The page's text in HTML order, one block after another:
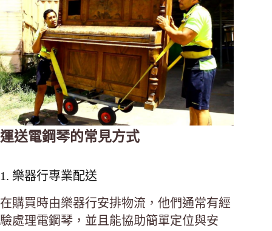
運送電鋼琴的常見方式
1. 樂器行專業配送
在購買時由樂器行安排物流，他們通常有經
驗處理電鋼琴，並且能協助簡單定位與安